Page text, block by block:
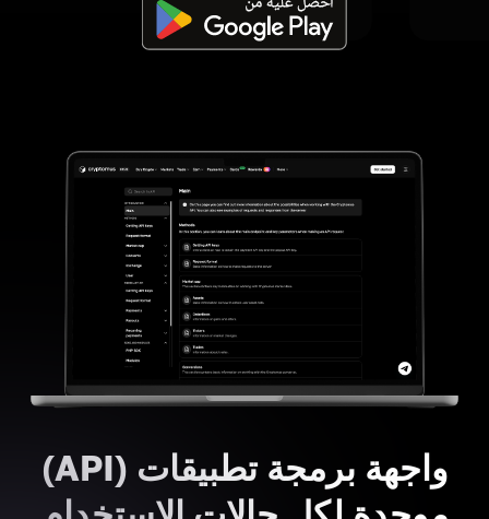
واجهة برمجة تطبيقات (API)